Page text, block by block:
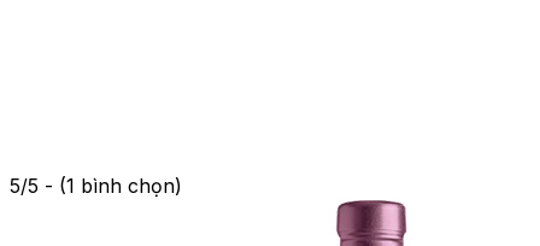
5/5 - (1 bình chọn)